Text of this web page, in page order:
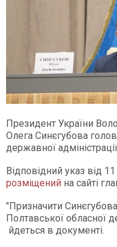
Президент України
Олега Синєгубова
державної
Відповідний указ від
розміщений на сайті
"Призначити
Полтавської обласної
йдеться в документі.